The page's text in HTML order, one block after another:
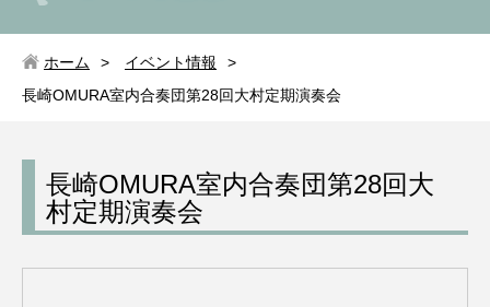
ホーム
イベント情報
長崎OMURA室内合奏団第28回大村定期演奏会
長崎OMURA室内合奏団第28回大
村定期演奏会